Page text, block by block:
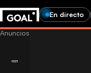
En directo